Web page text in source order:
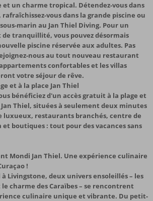
un charme tropical. Détendez-vous dans
vous dans la grande piscine ou
marin au Jan Thiel Diving. Pour un
tranquillité, vous pouvez désormais
piscine réservée aux adultes. Pas
nous au tout nouveau restaurant
confortables et les villas
votre séjour de rêve.
et à la place Jan Thiel
bénéficiez d'un accès gratuit à la plage et
Thiel, situées à seulement deux minutes
luxueux, restaurants branchés, centre de
et boutiques : tout pour des vacances sans
Mondi Jan Thiel. Une expérience culinaire
!
à Livingstone, deux univers ensoleillés – les
charme des Caraïbes – se rencontrent
culinaire unique et vibrante. Du petit-